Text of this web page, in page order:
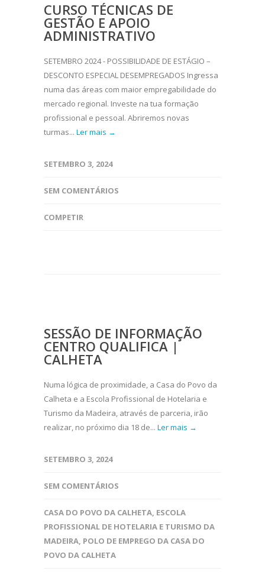
CURSO TÉCNICAS DE
GESTÃO E APOIO
ADMINISTRATIVO
SETEMBRO 2024 - POSSIBILIDADE DE ESTÁGIO –
DESCONTO ESPECIAL DESEMPREGADOS Ingressa
numa das áreas com maior empregabilidade do
mercado regional. Investe na tua formação
profissional e pessoal. Abriremos novas
turmas... Ler mais →
SETEMBRO 3, 2024
SEM COMENTÁRIOS
COMPETIR
SESSÃO DE INFORMAÇÃO
CENTRO QUALIFICA |
CALHETA
Numa lógica de proximidade, a Casa do Povo da
Calheta e a Escola Profissional de Hotelaria e
Turismo da Madeira, através de parceria, irão
realizar, no próximo dia 18 de... Ler mais →
SETEMBRO 3, 2024
SEM COMENTÁRIOS
CASA DO POVO DA CALHETA, ESCOLA
PROFISSIONAL DE HOTELARIA E TURISMO DA
MADEIRA, POLO DE EMPREGO DA CASA DO
POVO DA CALHETA